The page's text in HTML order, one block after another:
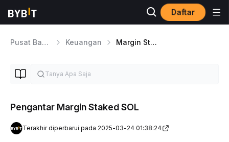
Daftar
Pusat Bantuan Keuangan Margin Staked SOL
Pengantar Margin Staked SOL
Terakhir diperbarui pada 2025-03-24 01:38:24